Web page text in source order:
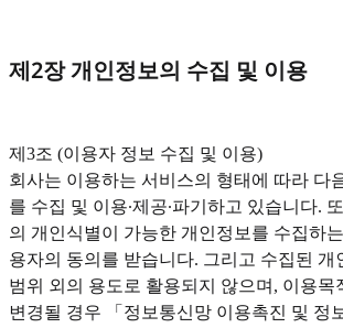
제2장 개인정보의 수집 및 이용
‍제3조 (이용자 정보 수집 및 이용)
회사는 이용하는 서비스의 형태에 따라 다
를 수집 및 이용∙제공∙파기하고 있습니다.
의 개인식별이 가능한 개인정보를 수집하
용자의 동의를 받습니다. 그리고 수집된 개
범위 외의 용도로 활용되지 않으며, 이용목
변경될 경우 「정보통신망 이용촉진 및 정